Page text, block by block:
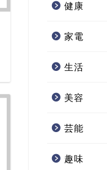
健康
家電
生活
美容
芸能
趣味